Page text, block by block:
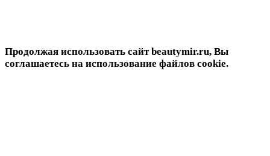
Продолжая использовать сайт beautymir.ru, Вы
соглашаетесь на использование файлов cookie.